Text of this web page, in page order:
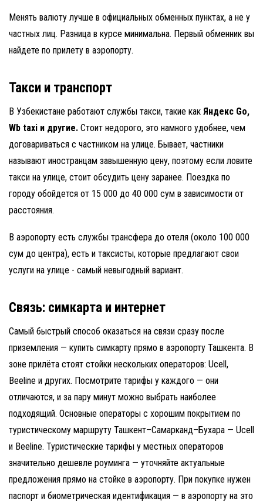
Менять валюту лучше в официальных обменных пунктах, а не у
частных лиц. Разница в курсе минимальна. Первый обменник вы
найдете по прилету в аэропорту.
Такси и транспорт
В Узбекистане работают службы такси, такие как Яндекс Go,
Wb taxi и другие. Cтоит недорого, это намного удобнее, чем
договариваться с частником на улице. Бывает, частники
называют иностранцам завышенную цену, поэтому если ловите
такси на улице, стоит обсудить цену заранее. Поездка по
городу обойдется от 15 000 до 40 000 сум в зависимости от
расстояния.
В аэропорту есть службы трансфера до отеля (около 100 000
сум до центра), есть и таксисты, которые предлагают свои
услуги на улице - самый невыгодный вариант.
Связь: симкарта и интернет
Самый быстрый способ оказаться на связи сразу после
приземления — купить симкарту прямо в аэропорту Ташкента. В
зоне прилёта стоят стойки нескольких операторов: Ucell,
Beeline и других. Посмотрите тарифы у каждого — они
отличаются, и за пару минут можно выбрать наиболее
подходящий. Основные операторы с хорошим покрытием по
туристическому маршруту Ташкент–Самарканд–Бухара — Ucell
и Beeline. Туристические тарифы у местных операторов
значительно дешевле роуминга — уточняйте актуальные
предложения прямо на стойке в аэропорту. При покупке нужен
паспорт и биометрическая идентификация — в аэропорту на это